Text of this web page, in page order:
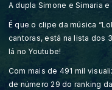
A dupla Simone e Simaria
É que o clipe da música
cantoras, está na lista dos
lá no Youtube!
Com mais de 491 mil
de número 29 do ranking